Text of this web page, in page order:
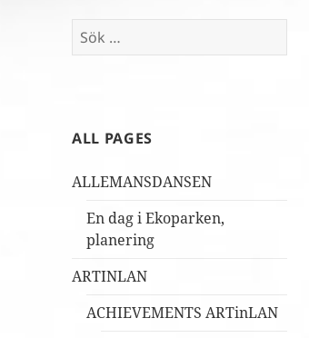
Sök
efter:
ALL PAGES
ALLEMANSDANSEN
En dag i Ekoparken,
planering
ARTINLAN
ACHIEVEMENTS ARTinLAN